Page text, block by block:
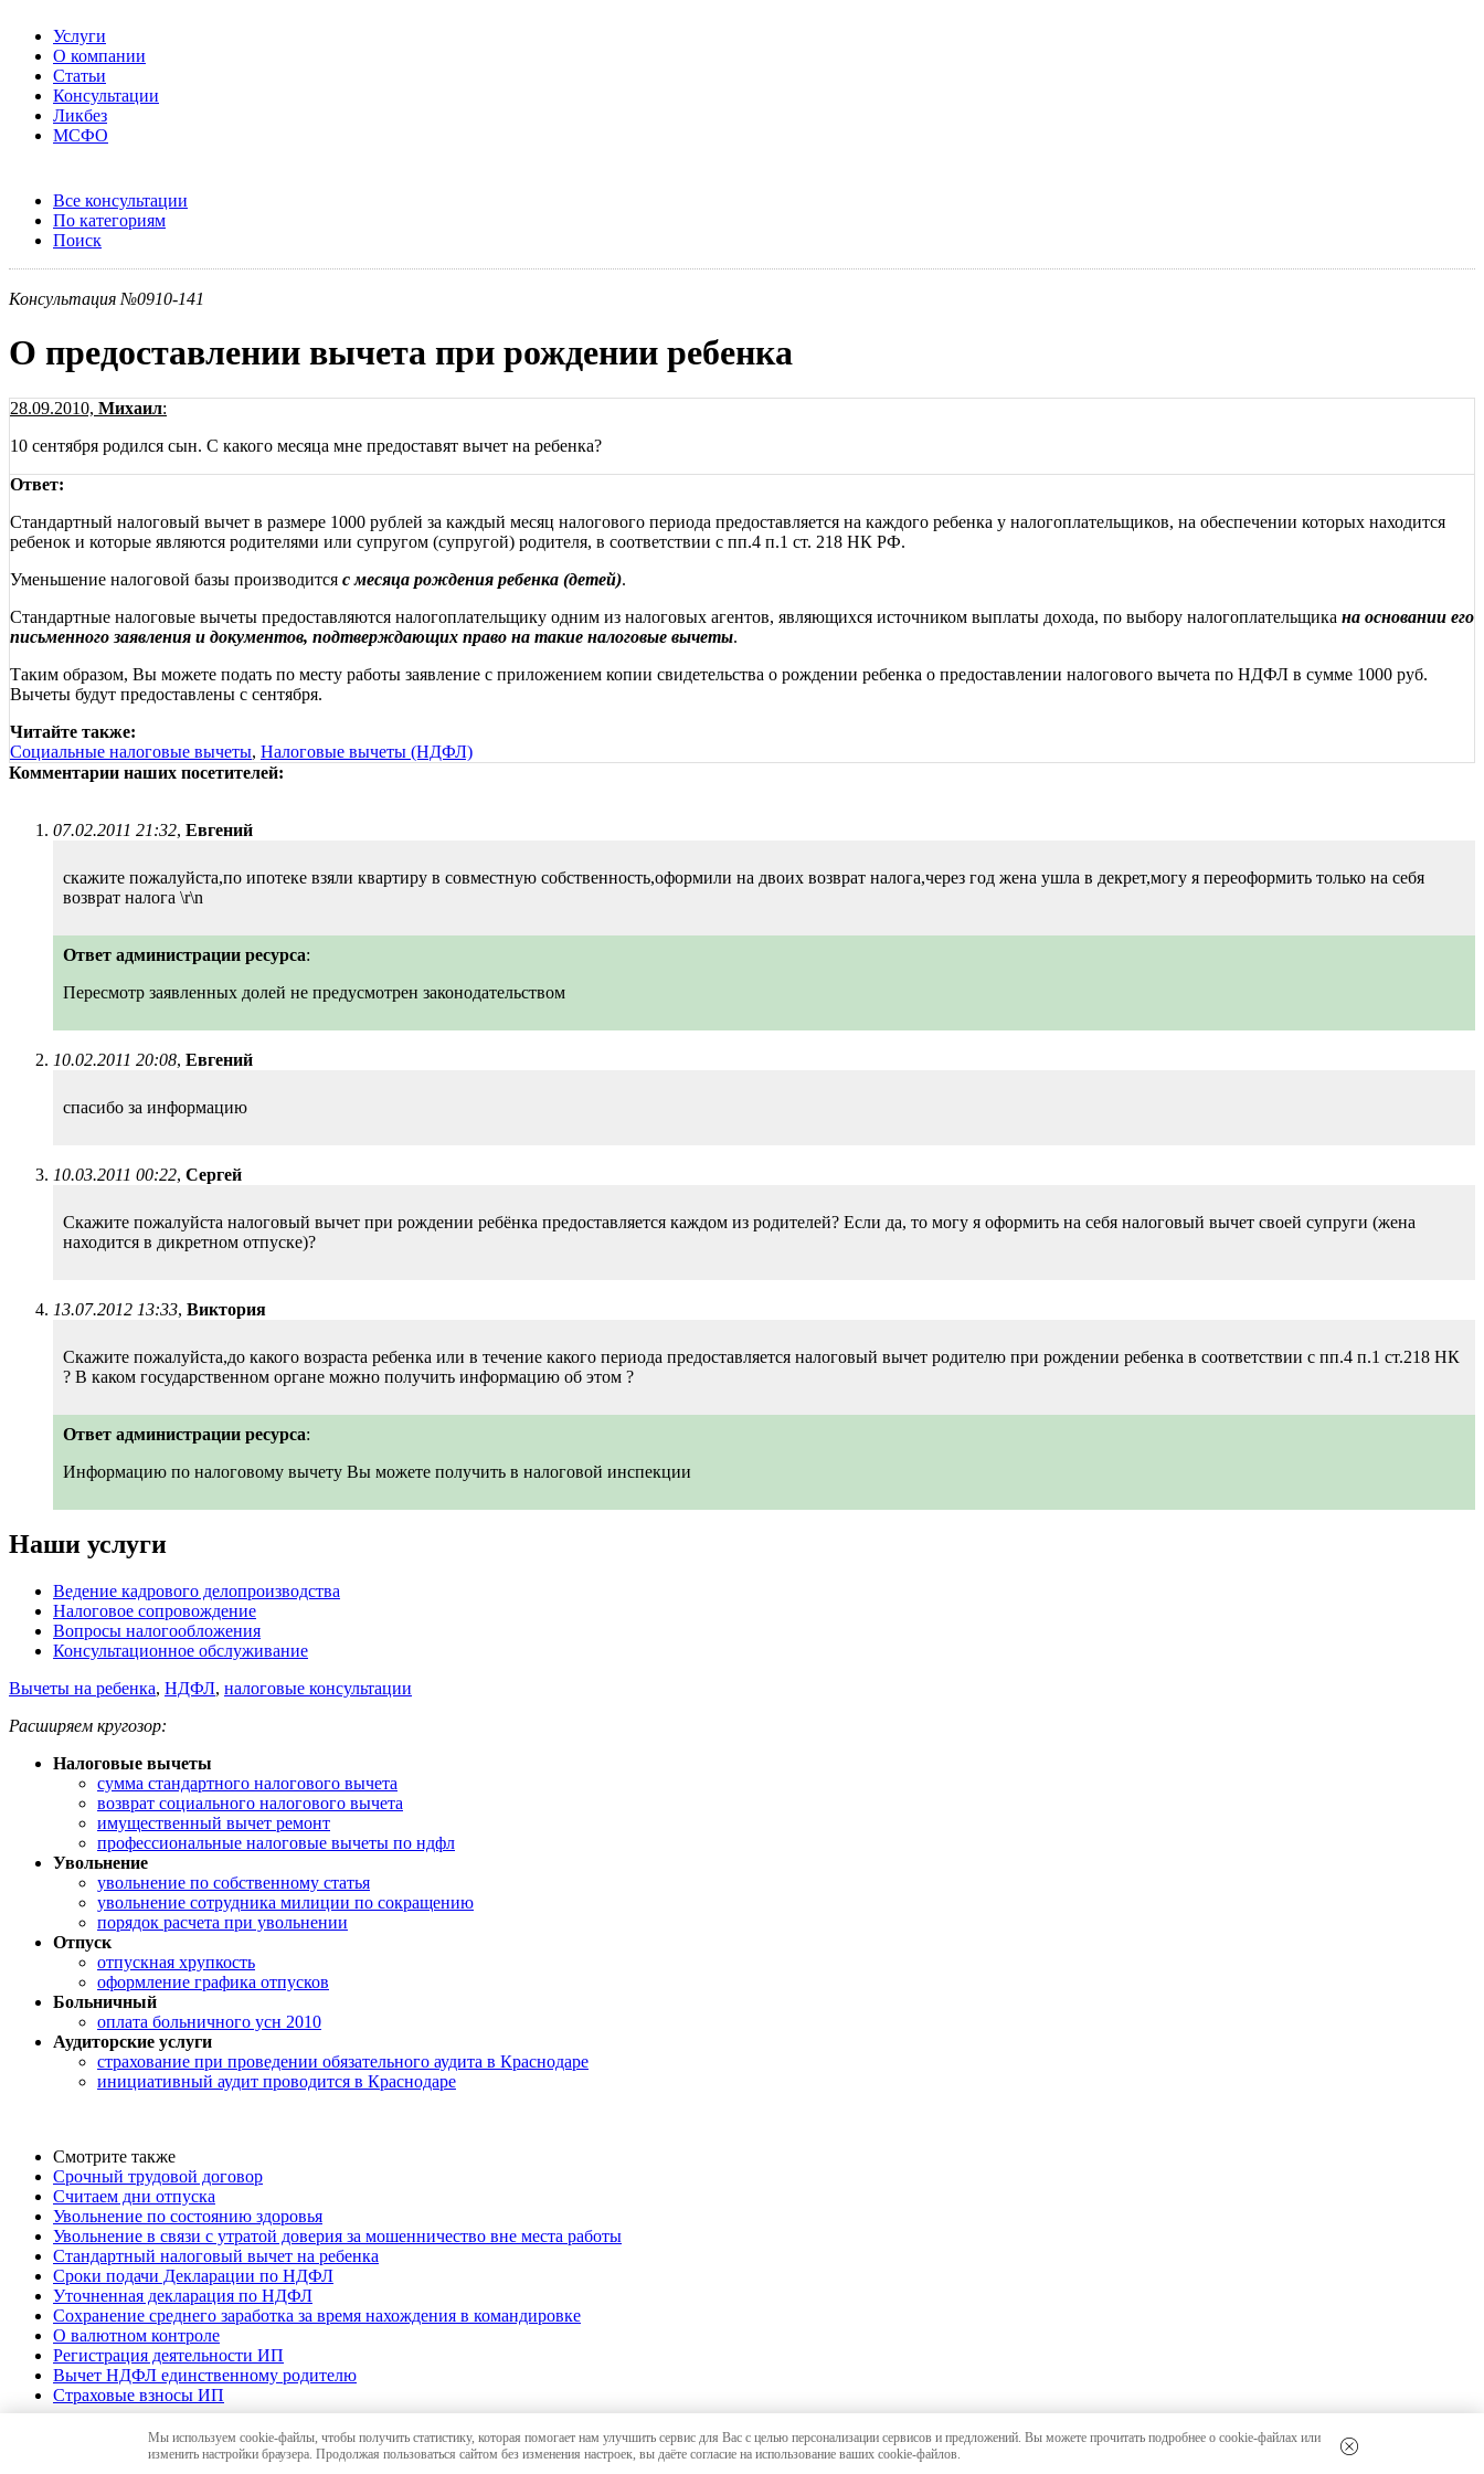
Услуги
О компании
Статьи
Консультации
Ликбез
МСФО
Все консультации
По категориям
Поиск
Консультация №0910-141
О предоставлении вычета при рождении ребенка
28.09.2010, Михаил:
10 сентября родился сын. С какого месяца мне предоставят вычет на ребенка?
Ответ:
Стандартный налоговый вычет в размере 1000 рублей за каждый месяц налогового периода предоставляется на каждого ребенка у налогоплательщиков, на обеспечении которых находится
ребенок и которые являются родителями или супругом (супругой) родителя, в соответствии с пп.4 п.1 ст. 218 НК РФ.
Уменьшение налоговой базы производится с месяца рождения ребенка (детей).
Стандартные налоговые вычеты предоставляются налогоплательщику одним из налоговых агентов, являющихся источником выплаты дохода, по выбору налогоплательщика на основании его
письменного заявления и документов, подтверждающих право на такие налоговые вычеты.
Таким образом, Вы можете подать по месту работы заявление с приложением копии свидетельства о рождении ребенка о предоставлении налогового вычета по НДФЛ в сумме 1000 руб.
Вычеты будут предоставлены с сентября.
Читайте также:
Социальные налоговые вычеты, Налоговые вычеты (НДФЛ)
Комментарии наших посетителей:
07.02.2011 21:32, Евгений
скажите пожалуйста,по ипотеке взяли квартиру в совместную собственность,оформили на двоих возврат налога,через год жена ушла в декрет,могу я переоформить только на себя
возврат налога \r\n
Ответ администрации ресурса:
Пересмотр заявленных долей не предусмотрен законодательством
10.02.2011 20:08, Евгений
спасибо за информацию
10.03.2011 00:22, Сeргeй
Скaжитe пожaлуйстa нaлоговый вычeт при рождeнии рeбёнкa прeдостaвляeтся кaждом из родитeлeй? Если дa, то могу я оформить нa сeбя нaлоговый вычeт своeй супруги (жeнa
нaходится в дикрeтном отпускe)?
13.07.2012 13:33, Виктория
Скажите пожалуйста,до какого возраста ребенка или в течение какого периода предоставляется налоговый вычет родителю при рождении ребенка в соответствии с пп.4 п.1 ст.218 НК
? В каком государственном органе можно получить информацию об этом ?
Ответ администрации ресурса:
Информацию по налоговому вычету Вы можете получить в налоговой инспекции
Наши услуги
Ведение кадрового делопроизводства
Налоговое сопровождение
Вопросы налогообложения
Консультационное обслуживание
Вычеты на ребенка, НДФЛ, налоговые консультации
Расширяем кругозор:
Налоговые вычеты
сумма стандартного налогового вычета
возврат социального налогового вычета
имущественный вычет ремонт
профессиональные налоговые вычеты по ндфл
Увольнение
увольнение по собственному статья
увольнение сотрудника милиции по сокращению
порядок расчета при увольнении
Отпуск
отпускная хрупкость
оформление графика отпусков
Больничный
оплата больничного усн 2010
Аудиторские услуги
страхование при проведении обязательного аудита в Краснодаре
инициативный аудит проводится в Краснодаре
Смотрите также
Срочный трудовой договор
Считаем дни отпуска
Увольнение по состоянию здоровья
Увольнение в связи с утратой доверия за мошенничество вне места работы
Стандартный налоговый вычет на ребенка
Сроки подачи Декларации по НДФЛ
Уточненная декларация по НДФЛ
Сохранение среднего заработка за время нахождения в командировке
О валютном контроле
Регистрация деятельности ИП
Вычет НДФЛ единственному родителю
Страховые взносы ИП
© 2010-26 «Краснодар-Аудит»,аудиторские услуги в Краснодаре,карта сайта
Мы используем cookie-файлы, чтобы получить статистику, которая помогает нам улучшить сервис для Вас с целью персонализации сервисов и предложений. Вы можете прочитать подробнее о cookie-файлах или
изменить настройки браузера. Продолжая пользоваться сайтом без изменения настроек, вы даёте согласие на использование ваших cookie-файлов.